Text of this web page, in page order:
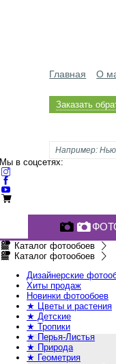
Главная О
Заказать
Мы в соцсетях:
Каталог фотообоев
Каталог фотообоев
Дизайнерские
Хиты продаж
Новинки фотообоев
★ Цветы и растения
★ Детские
★ Тропики
★ Перья-Листья
★ Природа
★ Геометрия